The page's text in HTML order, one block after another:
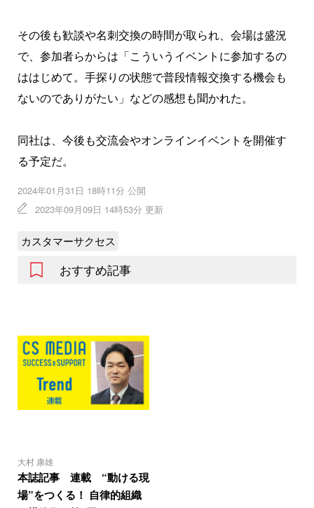
その後も歓談や名刺交換の時間が取られ、会場は盛況
で、参加者らからは「こういうイベントに参加するの
ははじめて。手探りの状態で普段情報交換する機会も
ないのでありがたい」などの感想も聞かれた。
同社は、今後も交流会やオンラインイベントを開催す
る予定だ。
2024年01月31日 18時11分 公開
2023年09月09日 14時53分 更新
カスタマーサクセス
おすすめ記事
大村 康雄
本誌記事 連載 “動ける現
場”をつくる！ 自律的組織